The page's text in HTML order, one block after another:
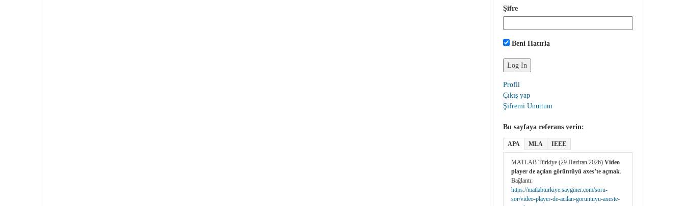
Şifre
Beni Hatırla
Profil
Çıkış yap
Şifremi Unuttum
Bu sayfaya referans verin:
APA MLA IEEE
MATLAB Türkiye (29 Haziran 2026) Video
player de açılan görüntüyü axes’te açmak
Bağlantı:
https://matlabturkiye.sayginer.com/soru-
sor/video-player-de-acilan-goruntuyu-axeste-